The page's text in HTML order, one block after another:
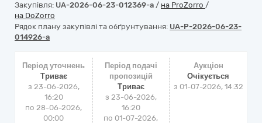
Закупівля: UA-2026-06-23-012369-a / на ProZorro /
на DoZorro
Рядок плану закупівлі та обґрунтування: UA-P-2026-06-23-
014926-a
Період уточнень
Триває
з 23-06-2026,
16:20
по 28-06-2026,
00:00
Період подачі
пропозицій
Триває
з 23-06-2026,
16:20
по 01-07-2026,
Аукціон
Очікується
з 01-07-2026, 14:32